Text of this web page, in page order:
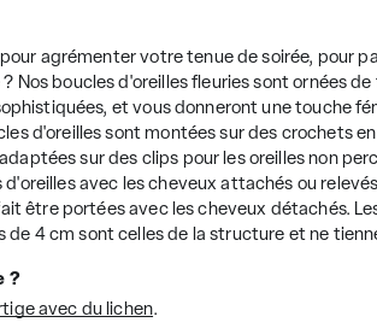
agrémenter votre tenue de soirée, pour
Nos boucles d'oreilles fleuries sont ornées
et vous donneront une touche
d'oreilles sont montées sur des crochets
sur des clips pour les oreilles non
avec les cheveux attachés ou
être portées avec les cheveux détachés.
de 4 cm sont celles de la structure et ne
?
avec du lichen.